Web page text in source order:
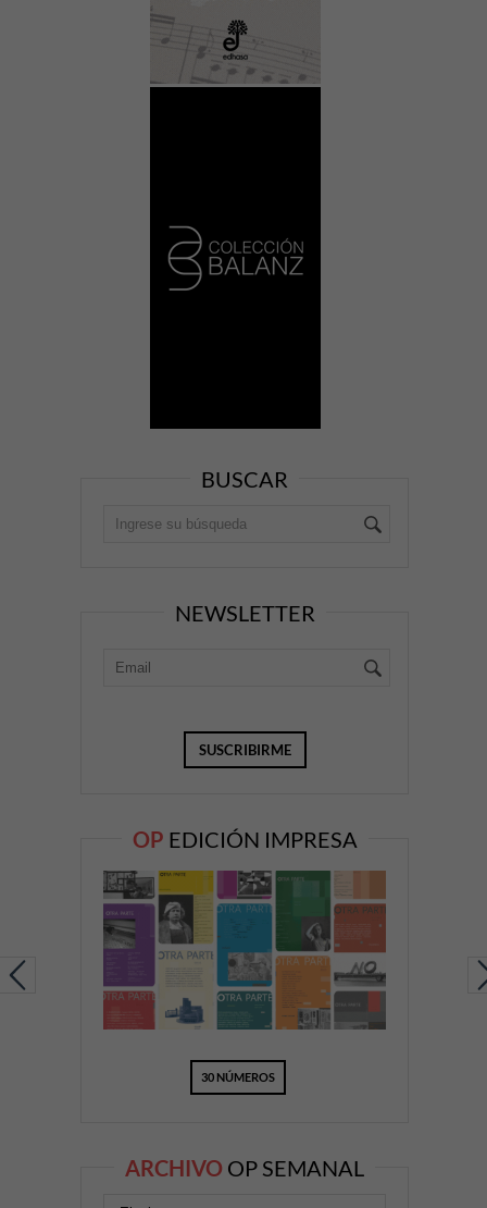
BUSCAR
NEWSLETTER
OP EDICIÓN IMPRESA
30 NÚMEROS
ARCHIVO OP SEMANAL